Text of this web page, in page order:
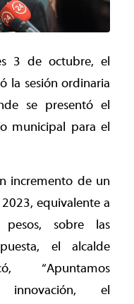
3 de octubre, el
la sesión ordinaria
se presentó el
municipal para el
incremento de un
equivalente a
sobre las
el alcalde
“Apuntamos
el